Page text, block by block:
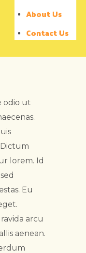
About Us
Contact Us
odio ut
lorem. Id
Eu
arcu
aenean.